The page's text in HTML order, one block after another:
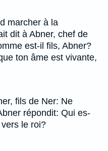
marcher à la
dit à Abner, chef de
est-il fils, Abner?
ton âme est vivante,
fils de Ner: Ne
répondit: Qui es-
le roi?